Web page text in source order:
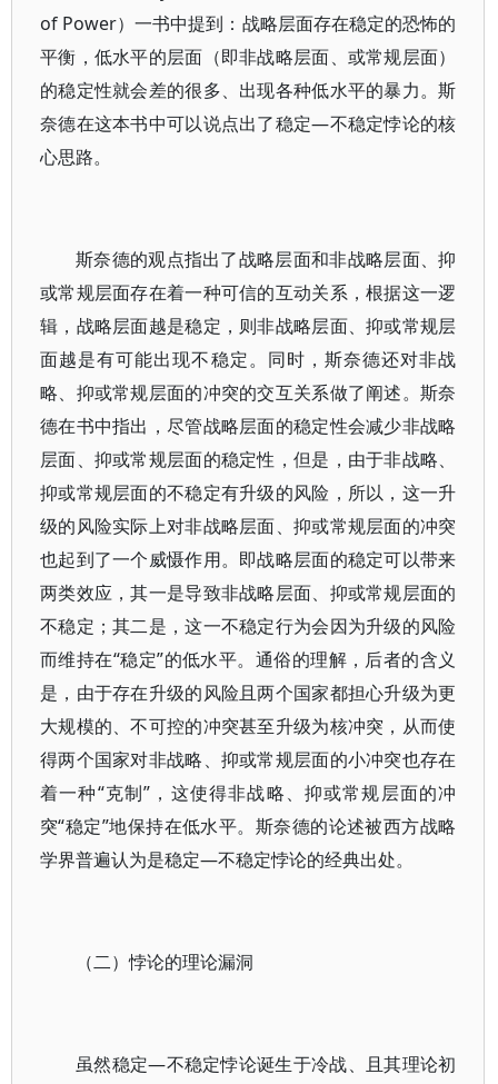
of Power）一书中提到：战略层面存在稳定的恐怖的
平衡，低水平的层面（即非战略层面、或常规层面）
的稳定性就会差的很多、出现各种低水平的暴力。斯
奈德在这本书中可以说点出了稳定—不稳定悖论的核
心思路。
斯奈德的观点指出了战略层面和非战略层面、抑
或常规层面存在着一种可信的互动关系，根据这一逻
辑，战略层面越是稳定，则非战略层面、抑或常规层
面越是有可能出现不稳定。同时，斯奈德还对非战
略、抑或常规层面的冲突的交互关系做了阐述。斯奈
德在书中指出，尽管战略层面的稳定性会减少非战略
层面、抑或常规层面的稳定性，但是，由于非战略、
抑或常规层面的不稳定有升级的风险，所以，这一升
级的风险实际上对非战略层面、抑或常规层面的冲突
也起到了一个威慑作用。即战略层面的稳定可以带来
两类效应，其一是导致非战略层面、抑或常规层面的
不稳定；其二是，这一不稳定行为会因为升级的风险
而维持在“稳定”的低水平。通俗的理解，后者的含义
是，由于存在升级的风险且两个国家都担心升级为更
大规模的、不可控的冲突甚至升级为核冲突，从而使
得两个国家对非战略、抑或常规层面的小冲突也存在
着一种“克制”，这使得非战略、抑或常规层面的冲
突“稳定”地保持在低水平。斯奈德的论述被西方战略
学界普遍认为是稳定—不稳定悖论的经典出处。
（二）悖论的理论漏洞
虽然稳定—不稳定悖论诞生于冷战、且其理论初